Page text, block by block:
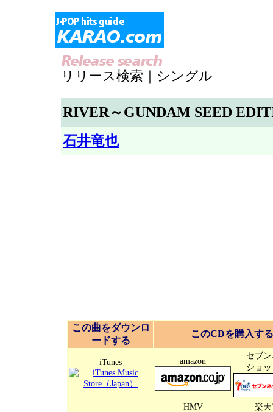
リリース検索｜シングル
RIVER～GUNDAM SEED
石井竜也
この曲をダウンロ
ードする
このCDを購入する
iTunes amazon
セブ
ショ
HMV 楽